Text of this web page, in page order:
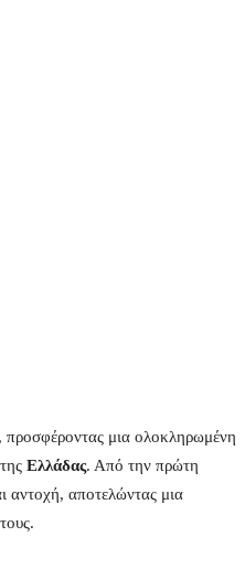
προσφέροντας μια ολοκληρωμένη
Ελλάδας. Από την πρώτη
αντοχή, αποτελώντας μια